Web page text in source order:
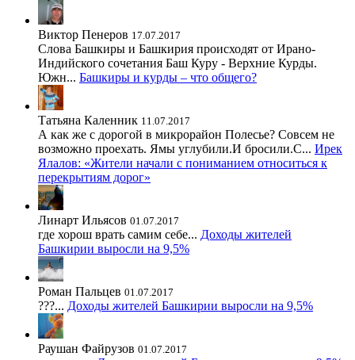
Виктор Пенеров 17.07.2017
Слова Башкиры и Башкирия происходят от Ирано-
Индийского сочетания Баш Куру - Верхние Курды.
Южн... Башкиры и курды – что общего?
Татьяна Каленник 11.07.2017
А как же с дорогой в микрорайон Полесье? Совсем не
возможно проехать. Ямы углубили.И бросили.С... Ирек
Ялалов: «Жители начали с пониманием относиться к
перекрытиям дорог»
Линарт Ильясов 01.07.2017
где хорош врать самим себе... Доходы жителей
Башкирии выросли на 9,5%
Роман Пальцев 01.07.2017
???... Доходы жителей Башкирии выросли на 9,5%
Раушан Файрузов 01.07.2017